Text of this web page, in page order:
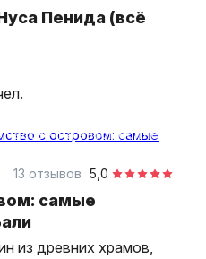
Пенида (всё
часов
на автомобиле
5,0
13 отзывов
самые
из древних храмов,